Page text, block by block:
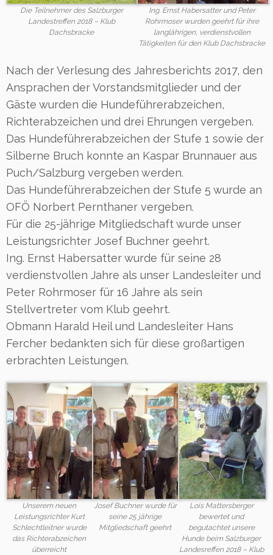
Die Teilnehmer des Salzburger
Landestreffen 2018 – Klub
Dachsbracke
Ing. Ernst Habersatter und Peter
Rohrmoser wurden geehrt für ihre
langlährigen, verdienstvollen
Tätigkeiten für den Klub Dachsbracke
Nach der Verlesung des Jahresberichts 2017, den
Ansprachen der Vorstandsmitglieder und der
Gäste wurden die Hundeführerabzeichen,
Richterabzeichen und drei Ehrungen vergeben.
Das Hundeführerabzeichen der Stufe 1 sowie der
Silberne Bruch konnte an Kaspar Brunnauer aus
Puch/Salzburg vergeben werden.
Das Hundeführerabzeichen der Stufe 5 wurde an
OFÖ Norbert Pernthaner vergeben.
Für die 25-jährige Mitgliedschaft wurde unser
Leistungsrichter Josef Buchner geehrt.
Ing. Ernst Habersatter wurde für seine 28
verdienstvollen Jahre als unser Landesleiter und
Peter Rohrmoser für 16 Jahre als sein
Stellvertreter vom Klub geehrt.
Obmann Harald Heil und Landesleiter Hans
Fercher bedankten sich für diese großartigen
erbrachten Leistungen.
Unserem neuen
Leistungsrichter Kurt
Schlechtleitner wurde
das Richterabzeichen
überreicht
Josef Buchner wurde für
seine 25 jährige
Mitgliedschaft geehrt
Lois Mattersberger
bewertet und
begutachtet unsere
Hunde beim Salzburger
Landesreffen 2018 – Klub